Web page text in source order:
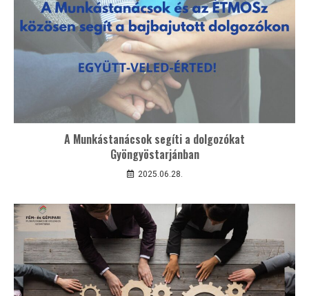
A Munkástanácsok segíti a dolgozókat
Gyöngyöstarjánban
2025.06.28.